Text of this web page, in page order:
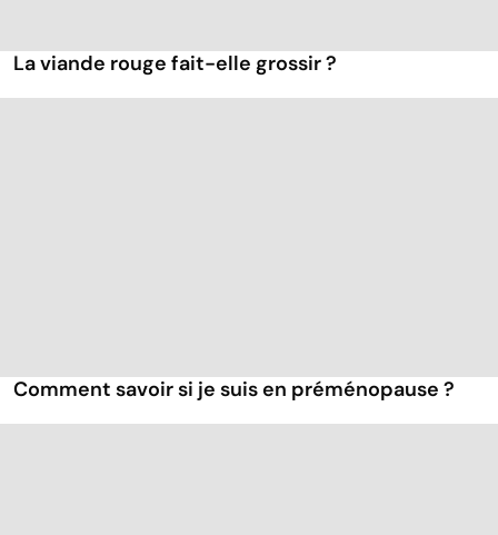
La viande rouge fait-elle grossir ?
Comment savoir si je suis en préménopause ?